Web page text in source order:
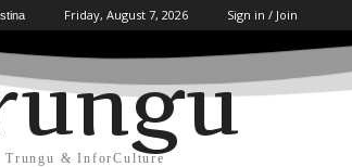
Friday, August 7, 2026 Sign in / Join
Trungu & InforCulture